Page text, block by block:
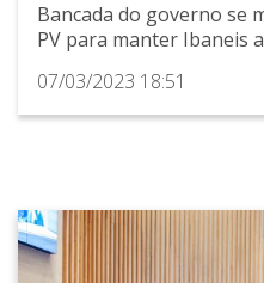
Bancada do governo se
PV para manter Ibaneis
07/03/2023 18:51